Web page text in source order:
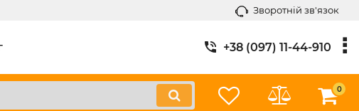
Зворотній зв'язок
+38 (097) 11-44-910
0